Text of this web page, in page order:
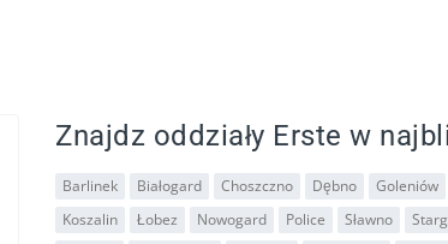
Znajdz oddziały Erste w
Barlinek Białogard Choszczno Dębno Goleniów
Koszalin
Łobez Nowogard Police Sławno